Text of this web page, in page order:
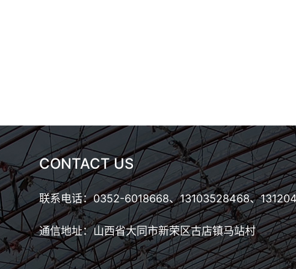
CONTACT US
联系电话：0352-6018668、13103528468、
通信地址：山西省大同市新荣区古店镇马站村